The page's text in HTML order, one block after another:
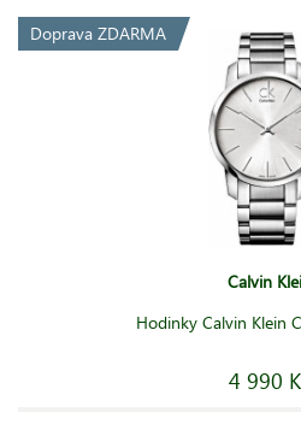
Doprava ZDARMA
Calvin
Hodinky Calvin Klein
4 990